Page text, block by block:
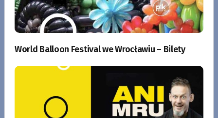
World Balloon Festival we Wrocławiu – Bilety